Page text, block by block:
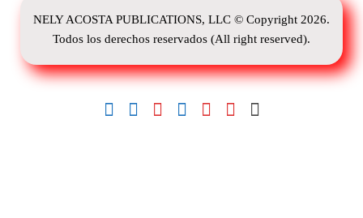
NELY ACOSTA PUBLICATIONS, LLC © Copyright 2026.
Todos los derechos reservados (All right reserved).